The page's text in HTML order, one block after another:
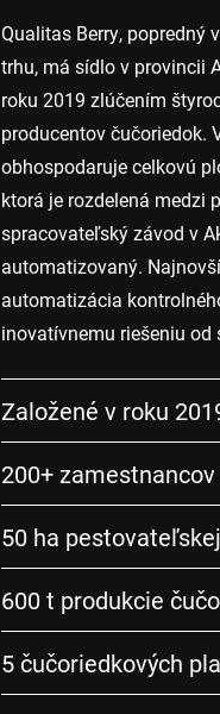
Qualitas Berry, popredný
trhu, má sídlo v provincii
roku 2019 zlúčením
producentov čučoriedok.
obhospodaruje celkovú
ktorá je rozdelená medzi
spracovateľský závod v
automatizovaný.
automatizácia
inovatívnemu riešeniu od
Založené v roku
200+ zamestnancov
50 ha
600 t produkcie
5 čučoriedkových